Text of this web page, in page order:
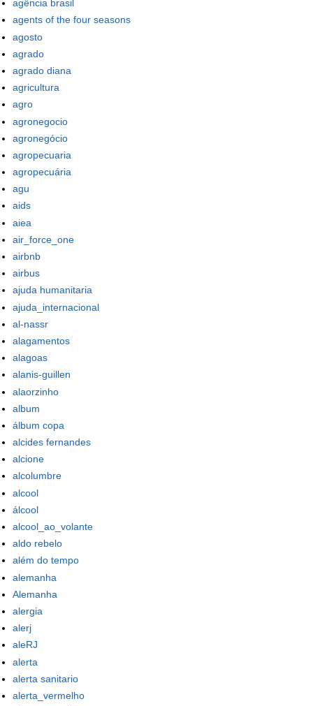
agência brasil
agents of the four seasons
agosto
agrado
agrado diana
agricultura
agro
agronegocio
agronegócio
agropecuaria
agropecuária
agu
aids
aiea
air_force_one
airbnb
airbus
ajuda humanitaria
ajuda_internacional
al-nassr
alagamentos
alagoas
alanis-guillen
alaorzinho
album
álbum copa
alcides fernandes
alcione
alcolumbre
alcool
álcool
alcool_ao_volante
aldo rebelo
além do tempo
alemanha
Alemanha
alergia
alerj
aleRJ
alerta
alerta sanitario
alerta_vermelho